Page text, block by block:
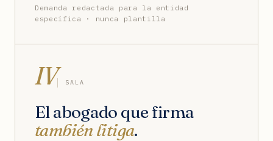
Demanda redactada para la entidad
específica · nunca plantilla
IV SALA
El abogado que firma
también litiga.